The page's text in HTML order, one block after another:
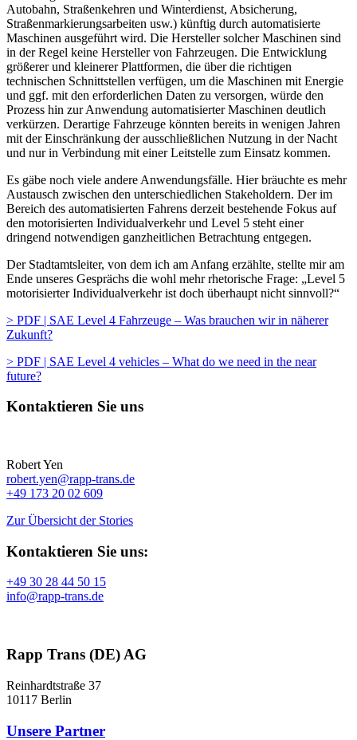
Autobahn, Straßenkehren und Winterdienst, Absicherung,
Straßenmarkierungsarbeiten usw.) künftig durch automatisierte
Maschinen ausgeführt wird. Die Hersteller solcher Maschinen sind
in der Regel keine Hersteller von Fahrzeugen. Die Entwicklung
größerer und kleinerer Plattformen, die über die richtigen
technischen Schnittstellen verfügen, um die Maschinen mit Energie
und ggf. mit den erforderlichen Daten zu versorgen, würde den
Prozess hin zur Anwendung automatisierter Maschinen deutlich
verkürzen. Derartige Fahrzeuge könnten bereits in wenigen Jahren
mit der Einschränkung der ausschließlichen Nutzung in der Nacht
und nur in Verbindung mit einer Leitstelle zum Einsatz kommen.
Es gäbe noch viele andere Anwendungsfälle. Hier bräuchte es mehr
Austausch zwischen den unterschiedlichen Stakeholdern. Der im
Bereich des automatisierten Fahrens derzeit bestehende Fokus auf
den motorisierten Individualverkehr und Level 5 steht einer
dringend notwendigen ganzheitlichen Betrachtung entgegen.
Der Stadtamtsleiter, von dem ich am Anfang erzählte, stellte mir am
Ende unseres Gesprächs die wohl mehr rhetorische Frage: „Level 5
motorisierter Individualverkehr ist doch überhaupt nicht sinnvoll?“
> PDF | SAE Level 4 Fahrzeuge – Was brauchen wir in näherer
Zukunft?
> PDF | SAE Level 4 vehicles – What do we need in the near
future?
Kontaktieren Sie uns
Robert Yen
robert.yen@rapp-trans.de
+49 173 20 02 609
Zur Übersicht der Stories
Kontaktieren Sie uns:
+49 30 28 44 50 15
info@rapp-trans.de
Rapp Trans (DE) AG
Reinhardtstraße 37
10117 Berlin
Unsere Partner